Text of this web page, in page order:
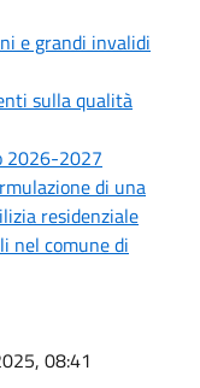
e grandi invalidi
sulla qualità
2026-2027
di una
residenziale
nel comune di
08:41